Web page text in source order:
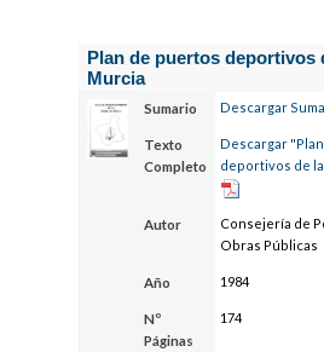
Plan de puertos deportivos
Murcia
Sumario Descargar
Texto
Completo
Descargar
deportivos de
Autor
Consejería de
Obras Públicas
Año 1984
Nº
Páginas
174